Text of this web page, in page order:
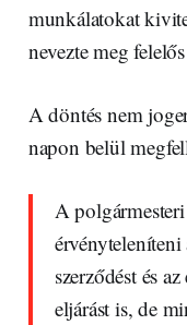
munkálatokat
nevezte meg
A döntés nem
napon belül
A
szerződést és
eljárást is, de